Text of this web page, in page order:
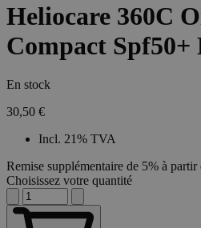
Heliocare 360C
Compact Spf50+
En stock
30,50 €
Incl. 21% TVA
Remise supplémentaire de 5% à
Choisissez votre quantité